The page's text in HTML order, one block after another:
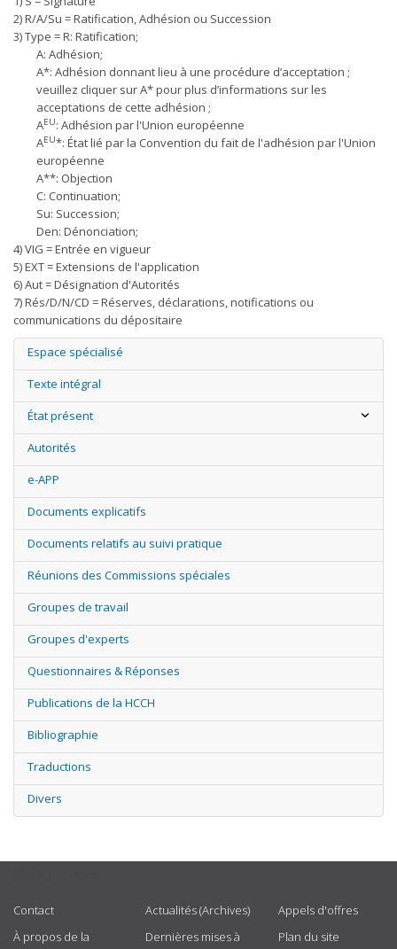
2) R/A/Su = Ratification, Adhésion ou Succession
3) Type = R: Ratification;
A: Adhésion;
A*: Adhésion donnant lieu à une procédure d’acceptation ;
veuillez cliquer sur A* pour plus d’informations sur les
acceptations de cette adhésion ;
AEU: Adhésion par l'Union européenne
AEU*: État lié par la Convention du fait de l'adhésion par l'Union
européenne
A**: Objection
C: Continuation;
Su: Succession;
Den: Dénonciation;
4) VIG = Entrée en vigueur
5) EXT = Extensions de l'application
6) Aut = Désignation d'Autorités
7) Rés/D/N/CD = Réserves, déclarations, notifications ou
communications du dépositaire
Espace spécialisé
Texte intégral
État présent
Autorités
e-APP
Documents explicatifs
Documents relatifs au suivi pratique
Réunions des Commissions spéciales
Groupes de travail
Groupes d'experts
Questionnaires & Réponses
Publications de la HCCH
Bibliographie
Traductions
Divers
Contact
À propos de la
Actualités (Archives)
Dernières mises à
Appels d'offres
Plan du site